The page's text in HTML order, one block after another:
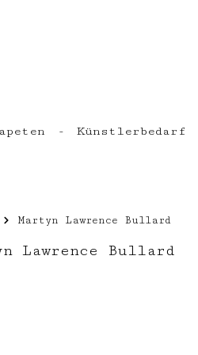
Künstlerbedarf
Martyn Lawrence Bullard
Lawrence Bullard